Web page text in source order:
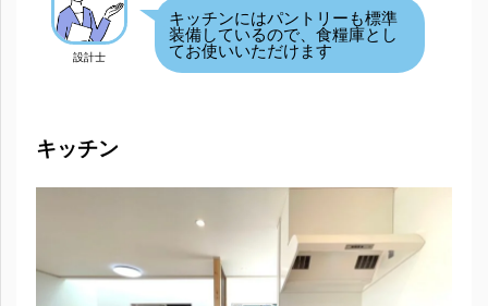
設計士
キッチンにはパントリーも標準
装備しているので、食糧庫とし
てお使いいただけます
キッチン